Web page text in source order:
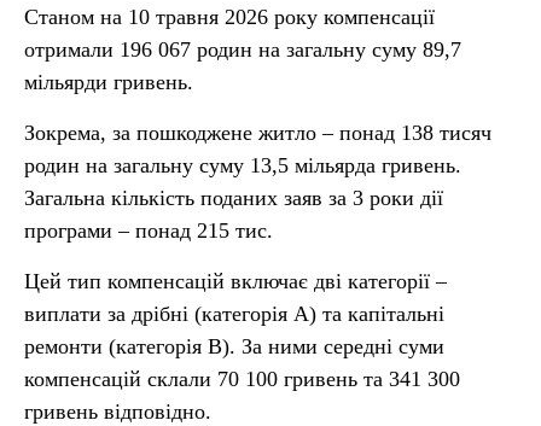
Станом на 10 травня 2026 року компенсації
отримали 196 067 родин на загальну суму 89,7
мільярди гривень.
Зокрема, за пошкоджене житло – понад 138 тисяч
родин на загальну суму 13,5 мільярда гривень.
Загальна кількість поданих заяв за 3 роки дії
програми – понад 215 тис.
Цей тип компенсацій включає дві категорії –
виплати за дрібні (категорія А) та капітальні
ремонти (категорія В). За ними середні суми
компенсацій склали 70 100 гривень та 341 300
гривень відповідно.